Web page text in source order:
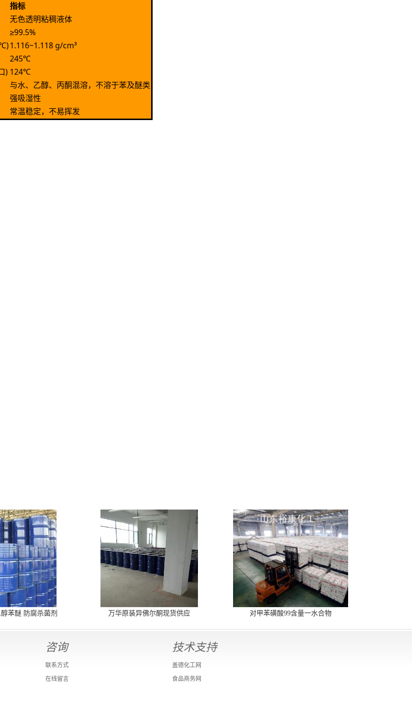
指标
无色透明粘稠液体
≥99.5%
1.116~1.118 g/cm³
245℃
) 124℃
与水、乙醇、丙酮混溶，不溶于苯及醚类
强吸湿性
常温稳定，不易挥发
苯醚 防腐杀菌剂 万华原装异佛尔酮现货供应 对甲苯磺酸99含量一水合物
咨询
联系方式
在线留言
技术支持
盖德化工网
食品商务网